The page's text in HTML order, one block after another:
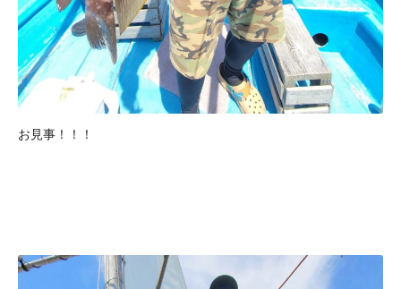
お見事！！！